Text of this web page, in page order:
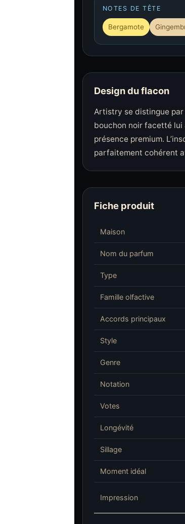
NOTES DE TÊTE
Bergamote
Design du flacon
Artistry se distingue
bouchon noir facetté lui
présence premium.
parfaitement cohérent
Fiche produit
Maison
Nom du parfum
Type
Famille olfactive
Accords principaux
Style
Genre
Notation
Votes
Longévité
Sillage
Moment idéal
Impression